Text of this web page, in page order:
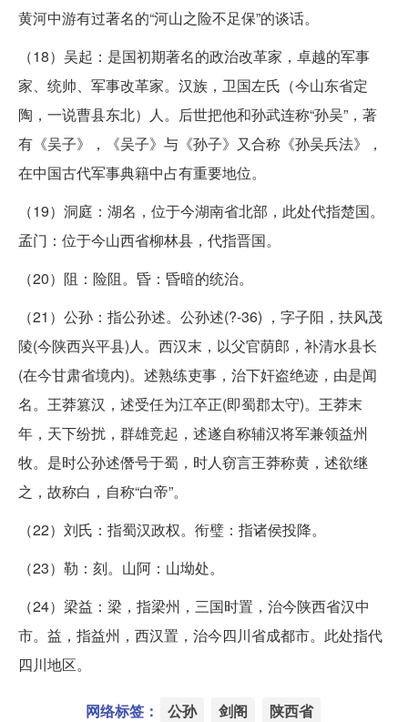
黄河中游有过著名的“河山之险不足保”的谈话。
（18）吴起：是国初期著名的政治改革家，卓越的军事
家、统帅、军事改革家。汉族，卫国左氏（今山东省定
陶，一说曹县东北）人。后世把他和孙武连称“孙吴”，著
有《吴子》，《吴子》与《孙子》又合称《孙吴兵法》，
在中国古代军事典籍中占有重要地位。
（19）洞庭：湖名，位于今湖南省北部，此处代指楚国。
孟门：位于今山西省柳林县，代指晋国。
（20）阻：险阻。昏：昏暗的统治。
（21）公孙：指公孙述。公孙述(?-36) ，字子阳，扶风茂
陵(今陕西兴平县)人。西汉末，以父官荫郎，补清水县长
(在今甘肃省境内)。述熟练吏事，治下奸盗绝迹，由是闻
名。王莽篡汉，述受任为江卒正(即蜀郡太守)。王莽末
年，天下纷扰，群雄竞起，述遂自称辅汉将军兼领益州
牧。是时公孙述僭号于蜀，时人窃言王莽称黄，述欲继
之，故称白，自称“白帝”。
（22）刘氏：指蜀汉政权。衔璧：指诸侯投降。
（23）勒：刻。山阿：山坳处。
（24）梁益：梁，指梁州，三国时置，治今陕西省汉中
市。益，指益州，西汉置，治今四川省成都市。此处指代
四川地区。
网络标签： 公孙 剑阁 陕西省